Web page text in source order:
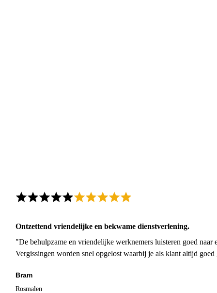
Ontzettend vriendelijke en bekwame dienstverlening.
"De behulpzame en vriendelijke werknemers luisteren goed naar
Vergissingen worden snel opgelost waarbij je als klant altijd
Bram
Rosmalen